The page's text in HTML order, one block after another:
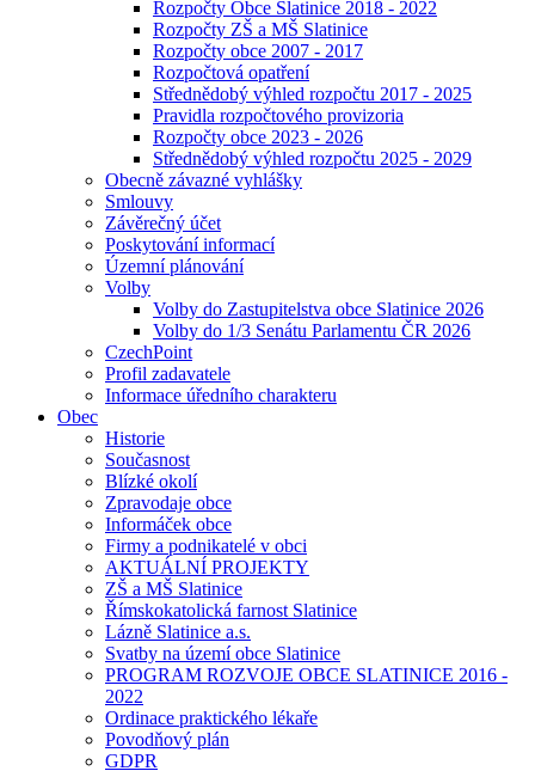
Rozpočty Obce Slatinice 2018 - 2022
Rozpočty ZŠ a MŠ Slatinice
Rozpočty obce 2007 - 2017
Rozpočtová opatření
Střednědobý výhled rozpočtu 2017 - 2025
Pravidla rozpočtového provizoria
Rozpočty obce 2023 - 2026
Střednědobý výhled rozpočtu 2025 - 2029
Obecně závazné vyhlášky
Smlouvy
Závěrečný účet
Poskytování informací
Územní plánování
Volby
Volby do Zastupitelstva obce Slatinice 2026
Volby do 1/3 Senátu Parlamentu ČR 2026
CzechPoint
Profil zadavatele
Informace úředního charakteru
Obec
Historie
Současnost
Blízké okolí
Zpravodaje obce
Informáček obce
Firmy a podnikatelé v obci
AKTUÁLNÍ PROJEKTY
ZŠ a MŠ Slatinice
Římskokatolická farnost Slatinice
Lázně Slatinice a.s.
Svatby na území obce Slatinice
PROGRAM ROZVOJE OBCE SLATINICE 2016 -
2022
Ordinace praktického lékaře
Povodňový plán
GDPR